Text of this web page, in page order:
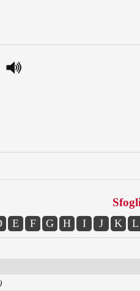
E F G H I J K L